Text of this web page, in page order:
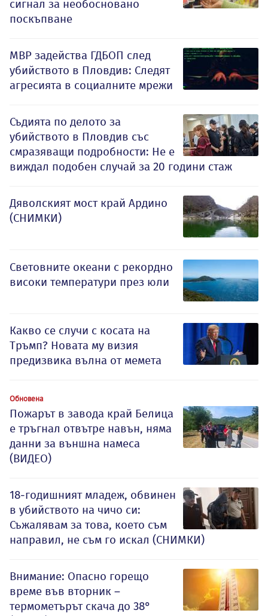
сигнал за необосновано
поскъпване
МВР задейства ГДБОП след
убийството в Пловдив: Следят
агресията в социалните мрежи
Съдията по делото за
убийството в Пловдив със
смразяващи подробности: Не е
виждал подобен случай за 20 години стаж
Дяволският мост край Ардино
(СНИМКИ)
Световните океани с рекордно
високи температури през юли
Какво се случи с косата на
Тръмп? Новата му визия
предизвика вълна от мемета
Обновена
Пожарът в завода край Белица
е тръгнал отвътре навън, няма
данни за външна намеса
(ВИДЕО)
18-годишният младеж, обвинен
в убийството на чичо си:
Съжалявам за това, което съм
направил, не съм го искал (СНИМКИ)
Внимание: Опасно горещо
време във вторник –
термометърът скача до 38°